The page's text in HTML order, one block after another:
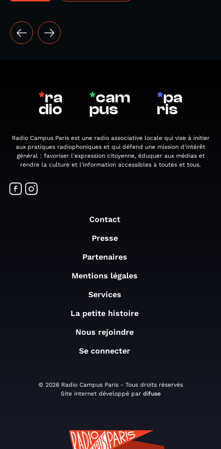
*ra
dio
*cam
pus
*pa
ris
Radio Campus Paris est une radio associative locale qui vise à initier
aux pratiques radiophoniques et qui défend une mission d'intérêt
général : favoriser l'expression citoyenne, éduquer aux médias et
rendre la culture et l'information accessibles à toutes et tous.
Contact
Presse
Partenaires
Mentions légales
Services
La petite histoire
Nous rejoindre
Se connecter
© 2026 Radio Campus Paris - Tous droits réservés
Site internet développé par difuse